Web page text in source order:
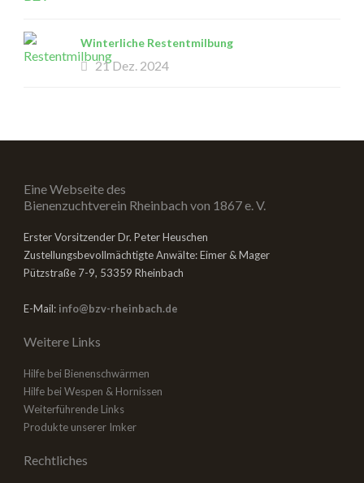
Winterliche Restentmilbung
21 Dez. 2024
Eine Webseite des
Bienenzuchtverein Rheinbach von 1867 e. V.
Erster Vorsitzender Dr. Peter Heuschen
Zustellungsbevollmächtigte Anwälte: Eimer & Mager
Pützstraße 7-9, 53359 Rheinbach
E-Mail: info@bzv-rheinbach.de
Weitere Links
Hilfe bei Bienenschwärmen
Hilfe bei Wespen & Hornissen
Weiterführende Links
Produkte unserer Imker
Rechtliches